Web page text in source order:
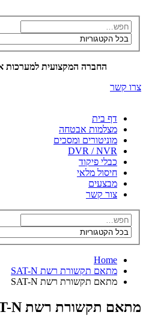
החברה המקצועית למערכות
צרו קשר
דף בית
מצלמות אבטחה
מוניטורים ומסכים
DVR / NVR
כבלי פיקוד
חיסול מלאי
מבצעים
צור קשר
Home
מתאם תקשורת רשת SAT-N
מתאם תקשורת רשת SAT-N
מתאם תקשורת רשת SAT-N